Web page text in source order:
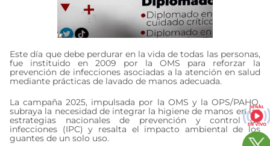
Este día que debe perdurar en la vida de todas las personas,
fue instituido en 2009 por la OMS para reforzar la
prevención de infecciones asociadas a la atención en salud
mediante prácticas de lavado de manos adecuada.
La campaña 2025, impulsada por la OMS y la OPS/PAHO,
subraya la necesidad de integrar la higiene de manos en las
estrategias nacionales de prevención y control de
infecciones (IPC) y resalta el impacto ambiental de los
guantes de un solo uso.